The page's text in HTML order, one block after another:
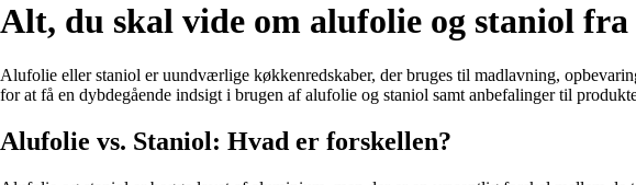
Alt, du skal vide om alufolie og staniol
Alufolie eller staniol er uundværlige køkkenredskaber, der bruges til madlavning,
for at få en dybdegående indsigt i brugen af alufolie og staniol samt anbefalinger til
Alufolie vs. Staniol: Hvad er forskellen?